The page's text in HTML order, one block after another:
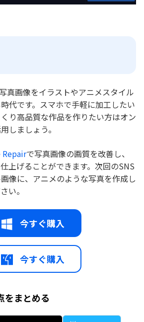
真画像をイラストやアニメスタイル
代です。スマホで手軽に加工したい
り高品質な作品を作りたい方はオン
しましょう。
Repairで写真画像の画質を改善し、
上げることができます。次回のSNS
像に、アニメのような写真を作成し
い。
今すぐ購入
今すぐ購入
をまとめる